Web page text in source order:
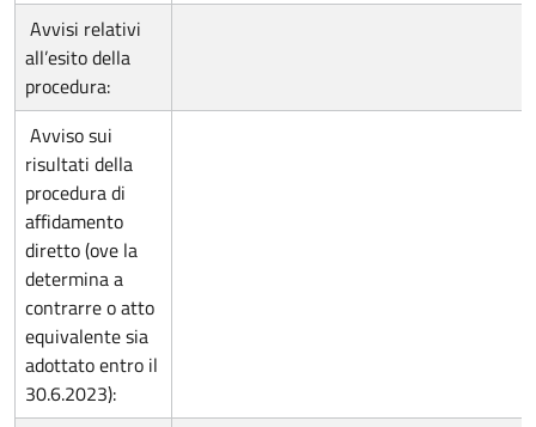
Avvisi relativi
all’esito della
procedura:
Avviso sui
risultati della
procedura di
affidamento
diretto (ove la
determina a
contrarre o atto
equivalente sia
adottato entro il
30.6.2023):